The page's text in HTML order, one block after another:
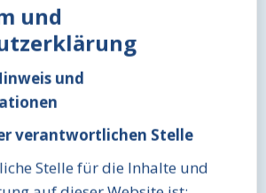
und
und
verantwortlichen Stelle
Stelle für die Inhalte und